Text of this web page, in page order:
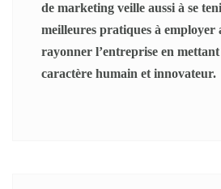
de marketing veille aussi à se
meilleures pratiques à employer
rayonner l’entreprise en mettant
caractère humain et innovateur.